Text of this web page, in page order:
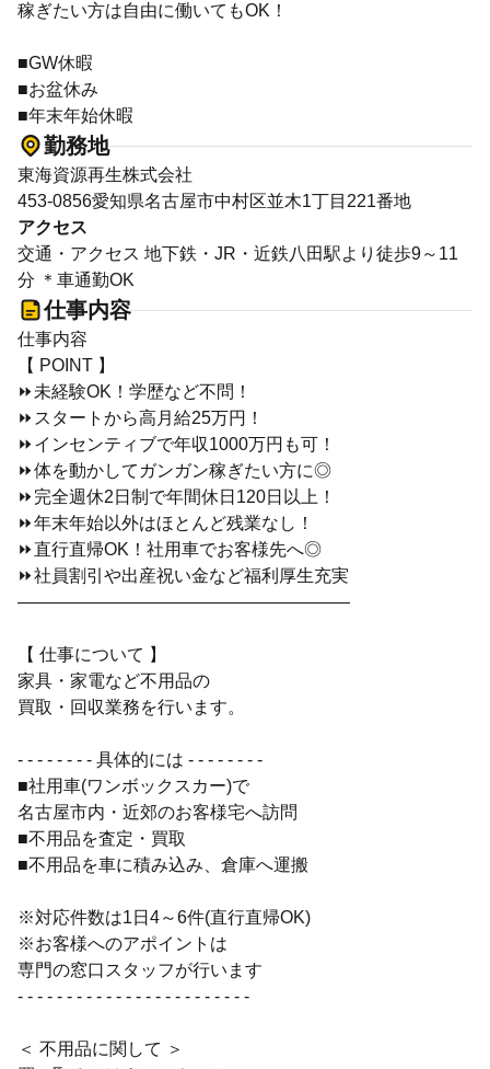
稼ぎたい方は自由に働いてもOK！
■GW休暇
■お盆休み
■年末年始休暇
勤務地
東海資源再生株式会社
453-0856愛知県名古屋市中村区並木1丁目221番地
アクセス
交通・アクセス 地下鉄・JR・近鉄八田駅より徒歩9～11
分 ＊車通勤OK
仕事内容
仕事内容
【 POINT 】
⏩未経験OK！学歴など不問！
⏩スタートから高月給25万円！
⏩インセンティブで年収1000万円も可！
⏩体を動かしてガンガン稼ぎたい方に◎
⏩完全週休2日制で年間休日120日以上！
⏩年末年始以外はほとんど残業なし！
⏩直行直帰OK！社用車でお客様先へ◎
⏩社員割引や出産祝い金など福利厚生充実
―――――――――――――――――――
【 仕事について 】
家具・家電など不用品の
買取・回収業務を行います。
- - - - - - - - 具体的には - - - - - - - -
■社用車(ワンボックスカー)で
名古屋市内・近郊のお客様宅へ訪問
■不用品を査定・買取
■不用品を車に積み込み、倉庫へ運搬
※対応件数は1日4～6件(直行直帰OK)
※お客様へのアポイントは
専門の窓口スタッフが行います
- - - - - - - - - - - - - - - - - - - - - - - -
＜ 不用品に関して ＞